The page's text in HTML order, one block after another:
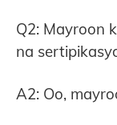
Q2: Mayroon
na
A2: Oo,